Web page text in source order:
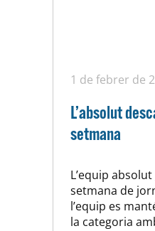
1 de febrer de
L’absolut
setmana
L’equip
setmana de
l’equip es
la categoria